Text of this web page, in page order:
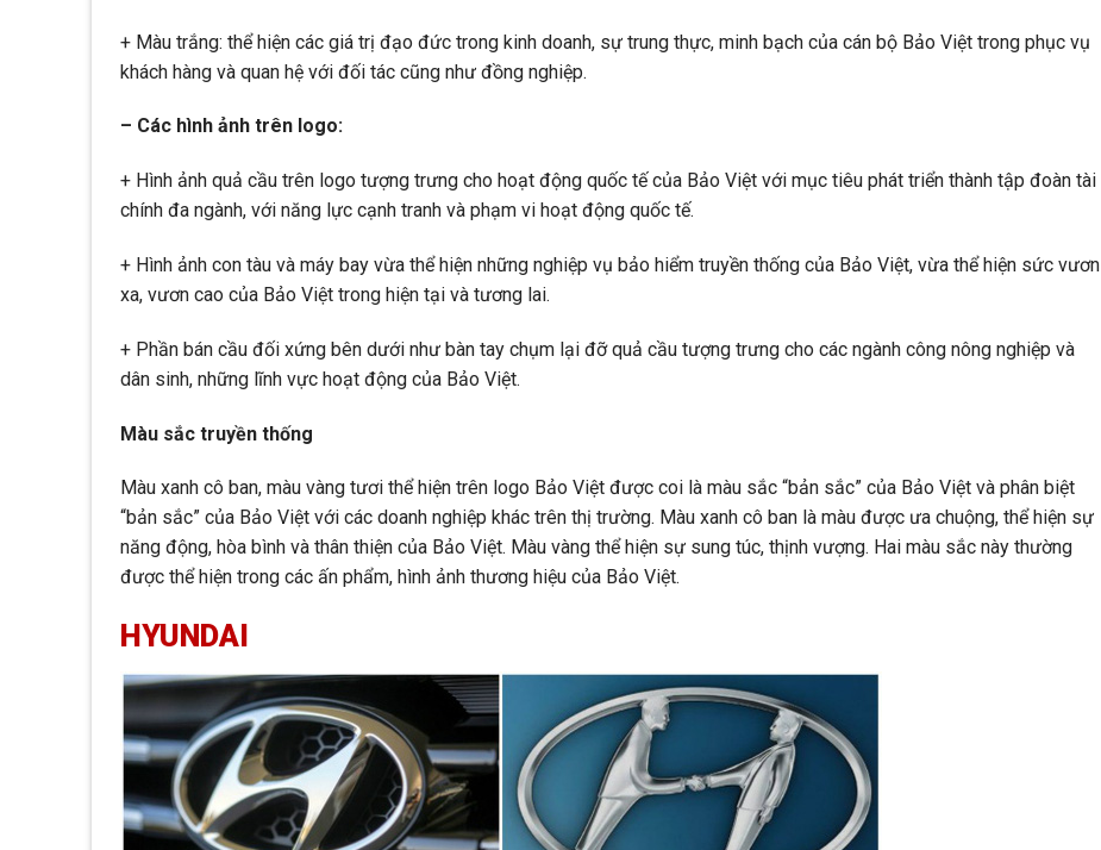
+ Màu trắng: thể hiện các giá trị đạo đức trong kinh doanh, sự trung thực, minh bạch của cán bộ Bảo Việt trong phục vụ
khách hàng và quan hệ với đối tác cũng như đồng nghiệp.
– Các hình ảnh trên logo:
+ Hình ảnh quả cầu trên logo tượng trưng cho hoạt động quốc tế của Bảo Việt với mục tiêu phát triển thành tập đoàn tài
chính đa ngành, với năng lực cạnh tranh và phạm vi hoạt động quốc tế.
+ Hình ảnh con tàu và máy bay vừa thể hiện những nghiệp vụ bảo hiểm truyền thống của Bảo Việt, vừa thể hiện sức vươn
xa, vươn cao của Bảo Việt trong hiện tại và tương lai.
+ Phần bán cầu đối xứng bên dưới như bàn tay chụm lại đỡ quả cầu tượng trưng cho các ngành công nông nghiệp và
dân sinh, những lĩnh vực hoạt động của Bảo Việt.
Màu sắc truyền thống
Màu xanh cô ban, màu vàng tươi thể hiện trên logo Bảo Việt được coi là màu sắc “bản sắc” của Bảo Việt và phân biệt
“bản sắc” của Bảo Việt với các doanh nghiệp khác trên thị trường. Màu xanh cô ban là màu được ưa chuộng, thể hiện sự
năng động, hòa bình và thân thiện của Bảo Việt. Màu vàng thể hiện sự sung túc, thịnh vượng. Hai màu sắc này thường
được thể hiện trong các ấn phẩm, hình ảnh thương hiệu của Bảo Việt.
HYUNDAI